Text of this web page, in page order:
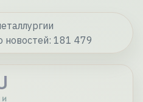
новостей: 181 479